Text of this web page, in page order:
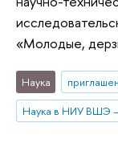
«Молодые,
Наука
Наука в НИУ ВШЭ